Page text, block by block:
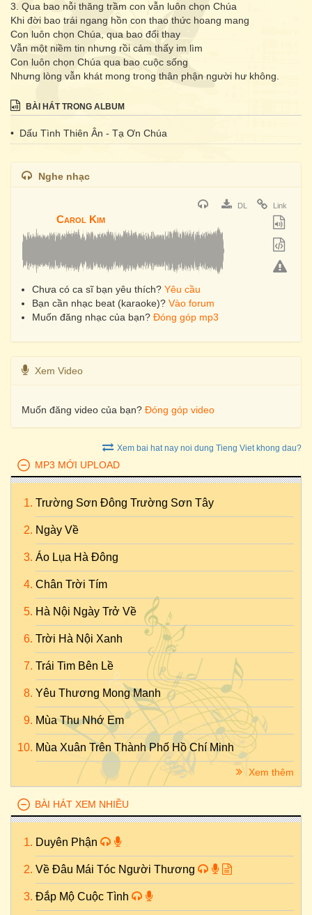
3. Qua bao nỗi thăng trầm con vẫn luôn chọn Chúa
Khi đời bao trái ngang hồn con thao thức hoang mang
Con luôn chọn Chúa, qua bao đổi thay
Vẫn một niềm tin nhưng rồi cảm thấy im lìm
Con luôn chọn Chúa qua bao cuộc sống
Nhưng lòng vẫn khát mong trong thân phận người hư không.
BÀI HÁT TRONG ALBUM
• Dấu Tình Thiên Ân - Tạ Ơn Chúa
Nghe nhạc
DL Link
Carol Kim
Chưa có ca sĩ bạn yêu thích? Yêu cầu
Bạn cần nhạc beat (karaoke)? Vào forum
Muốn đăng nhạc của bạn? Đóng góp mp3
Xem Video
Muốn đăng video của bạn? Đóng góp video
Xem bai hat nay noi dung Tieng Viet khong dau?
MP3 MỚI UPLOAD
Trường Sơn Đông Trường Sơn Tây
Ngày Về
Áo Lụa Hà Đông
Chân Trời Tím
Hà Nội Ngày Trở Về
Trời Hà Nội Xanh
Trái Tim Bên Lề
Yêu Thương Mong Manh
Mùa Thu Nhớ Em
Mùa Xuân Trên Thành Phố Hồ Chí Minh
Xem thêm
BÀI HÁT XEM NHIỀU
Duyên Phận
Về Đâu Mái Tóc Người Thương
Đắp Mộ Cuộc Tình